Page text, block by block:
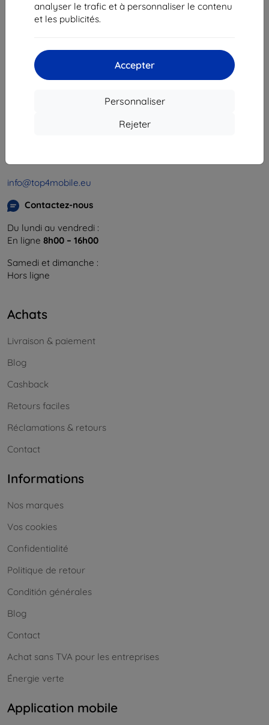
analyser le trafic et à personnaliser le contenu
et les publicités.
Accepter
Personnaliser
Rejeter
Shield-Sk s.r.o.
Ulica Rudolfa Mocka 3750/2A
841 04 Bratislava
Numéro d’identification d’entreprise :
info@top4mobile.eu
Contactez-nous
Du lundi au vendredi :
En ligne 8h00 – 16h00
Samedi et dimanche :
Hors ligne
Achats
Livraison & paiement
Blog
Cashback
Retours faciles
Réclamations & retours
Contact
Informations
Nos marques
Vos cookies
Confidentialité
Politique de retour
Conditión générales
Blog
Contact
Achat sans TVA pour les entreprises
Énergie verte
Application mobile